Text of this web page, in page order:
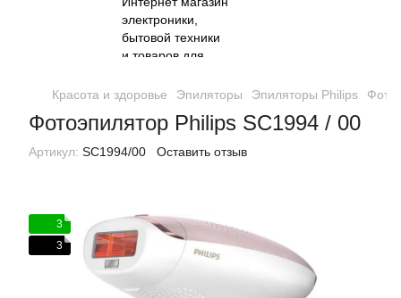
Красота и здоровье Эпиляторы Эпиляторы Philips
Фотоэпилятор Philips SC1994 / 00
Артикул: SC1994/00 Оставить отзыв
3
3